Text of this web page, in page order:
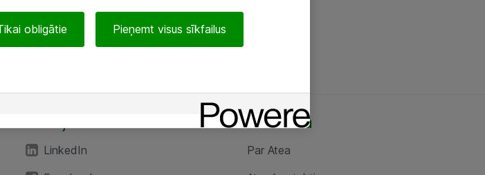
LinkedIn
Par Atea
Par Atea
obligātie Pieņemt visus sīkfailus